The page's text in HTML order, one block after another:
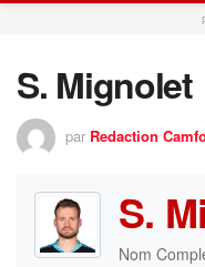
S. Mignolet
par Redaction
S.
Nom